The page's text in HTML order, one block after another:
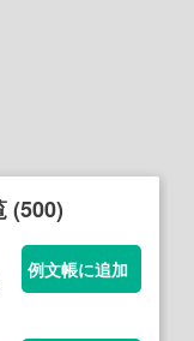
(500)
例文帳に追加